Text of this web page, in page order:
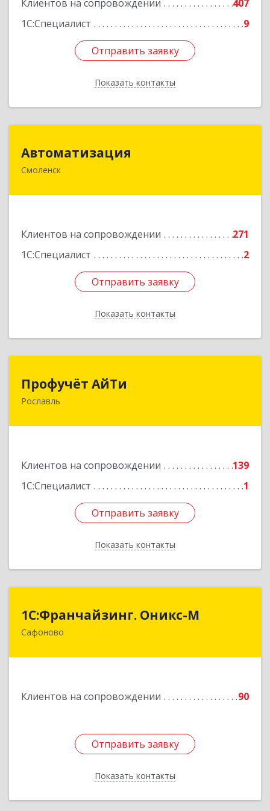
Клиентов на сопровождении
407
1С:Специалист
9
Отправить заявку
Показать контакты
Отправить заявку
Назад
Автоматизация
Смоленск
Клиентов на сопровождении
271
1С:Специалист
2
Отправить заявку
Показать контакты
214019, Смоленская обл, Смоленск г, Марии
Отправить заявку
Назад
Профучёт АйТи
Рославль
Клиентов на сопровождении
139
1С:Специалист
1
Отправить заявку
Показать контакты
216500, Смоленская обл, Рославльский р-н,
Отправить заявку
Назад
1С:Франчайзинг. Оникс-М
Сафоново
Клиентов на сопровождении 90
Отправить заявку
Показать контакты
1С:Франчайзинг. Оникс-М
215500, Смоленская обл, Сафоновский р-н,
Отправить заявку
Назад